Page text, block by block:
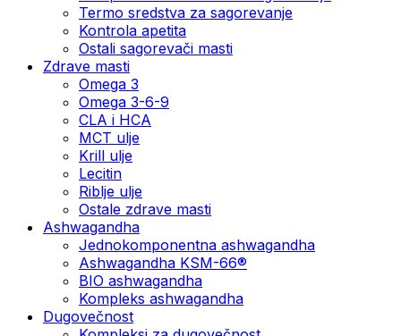
Termo sredstva za sagorevanje
Kontrola apetita
Ostali sagorevači masti
Zdrave masti
Omega 3
Omega 3-6-9
CLA i HCA
MCT ulje
Krill ulje
Lecitin
Riblje ulje
Ostale zdrave masti
Ashwagandha
Jednokomponentna ashwagandha
Ashwagandha KSM-66®
BIO ashwagandha
Kompleks ashwagandha
Dugovečnost